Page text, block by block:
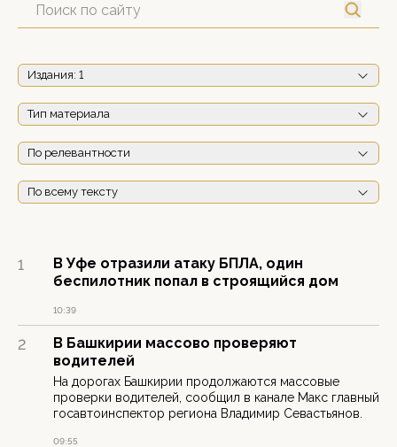
Издания: 1
Тип материала
По релевантности
По всему тексту
1
В Уфе отразили атаку БПЛА, один
беспилотник попал в строящийся дом
10:39
2
В Башкирии массово проверяют
водителей
На дорогах Башкирии продолжаются массовые
проверки водителей, сообщил в канале Макс главный
госавтоинспектор региона Владимир Севастьянов.
09:55